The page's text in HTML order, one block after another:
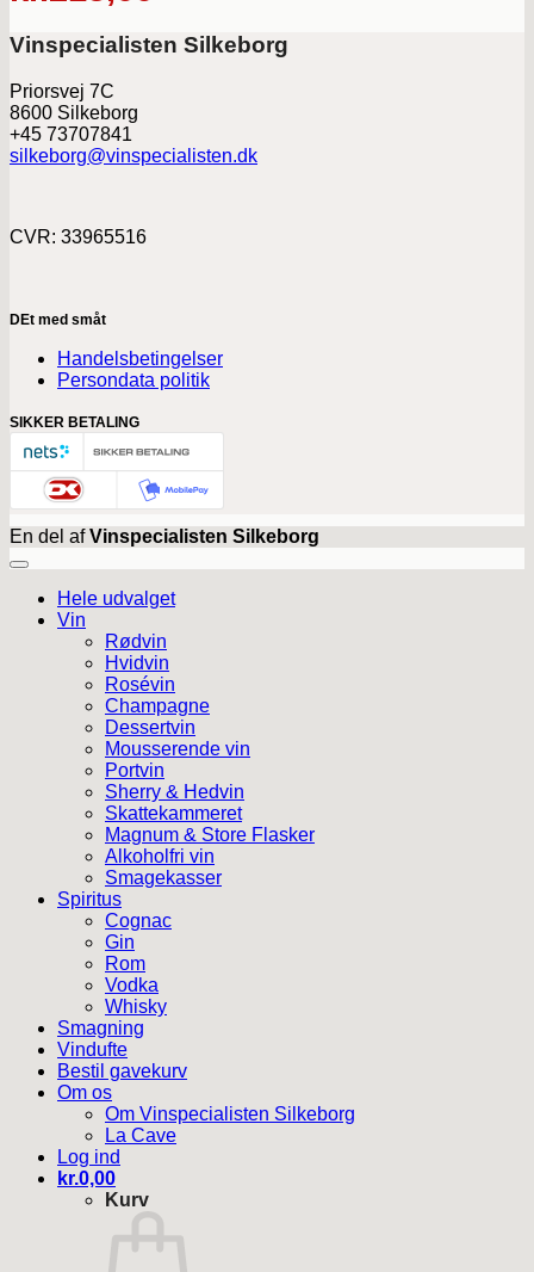
Vinspecialisten Silkeborg
Priorsvej 7C
8600 Silkeborg
+45 73707841
silkeborg@vinspecialisten.dk
CVR: 33965516
DEt med småt
Handelsbetingelser
Persondata politik
SIKKER BETALING
En del afVinspecialisten Silkeborg
Hele udvalget
Vin
Rødvin
Hvidvin
Rosévin
Champagne
Dessertvin
Mousserende vin
Portvin
Sherry & Hedvin
Skattekammeret
Magnum & Store Flasker
Alkoholfri vin
Smagekasser
Spiritus
Cognac
Gin
Rom
Vodka
Whisky
Smagning
Vindufte
Bestil gavekurv
Om os
Om Vinspecialisten Silkeborg
La Cave
Log ind
kr.0,00
Kurv